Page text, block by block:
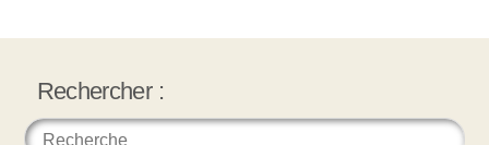
Rechercher :